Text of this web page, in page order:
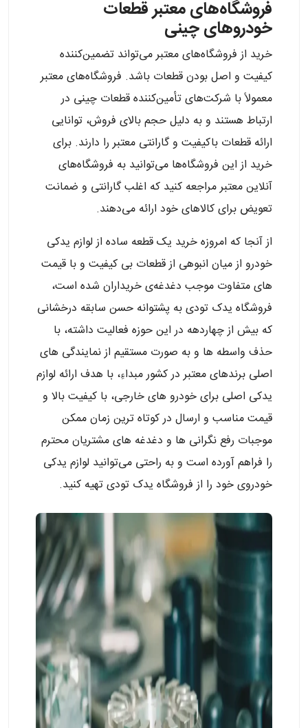
فروشگاه‌های معتبر قطعات
خودروهای چینی
خرید از فروشگاه‌های معتبر می‌تواند تضمین‌کننده
کیفیت و اصل بودن قطعات باشد. فروشگاه‌های معتبر
معمولاً با شرکت‌های تأمین‌کننده قطعات چینی در
ارتباط هستند و به دلیل حجم بالای فروش، توانایی
ارائه قطعات باکیفیت و گارانتی معتبر را دارند. برای
خرید از این فروشگاه‌ها می‌توانید به فروشگاه‌های
آنلاین معتبر مراجعه کنید که اغلب گارانتی و ضمانت
تعویض برای کالاهای خود ارائه می‌دهند.
از آنجا که امروزه خرید یک قطعه ساده از لوازم یدکی
خودرو از میان انبوهی از قطعات بی کیفیت و با قیمت
های متفاوت موجب دغدغه‌ی خریداران شده است،
فروشگاه یدک تودی به پشتوانه حسن سابقه درخشانی
که بیش از چهاردهه در این حوزه فعالیت داشته، با
حذف واسطه ها و به صورت مستقیم از نمایندگی های
اصلی برندهای معتبر در کشور مبداءِ، با هدف ارائه لوازم
یدکی اصلی برای خودرو های خارجی، با کیفیت بالا و
قیمت مناسب و ارسال در کوتاه ترین زمان ممکن
موجبات رفع نگرانی ها و دغدغه های مشتریان محترم
را فراهم آورده است و به راحتی می‌توانید لوازم یدکی
خودروی خود را از فروشگاه یدک تودی تهیه کنید.